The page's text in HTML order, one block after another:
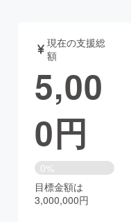
音楽
ゲーム・サ
書籍・雑誌
チャレンジ
現在の支援総
額
5,00
0円
0%
目標金額は
3,000,000円